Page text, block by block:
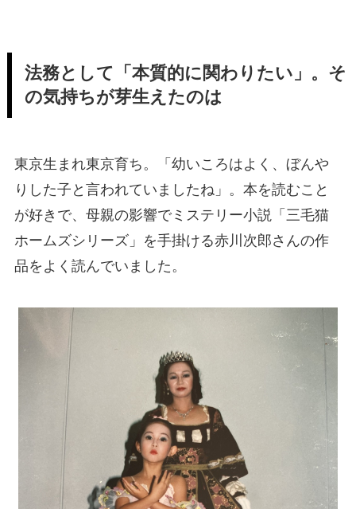
法務として「本質的に関わりたい」。そ
の気持ちが芽生えたのは
東京生まれ東京育ち。「幼いころはよく、ぼんや
りした子と言われていましたね」。本を読むこと
が好きで、母親の影響でミステリー小説「三毛猫
ホームズシリーズ」を手掛ける赤川次郎さんの作
品をよく読んでいました。